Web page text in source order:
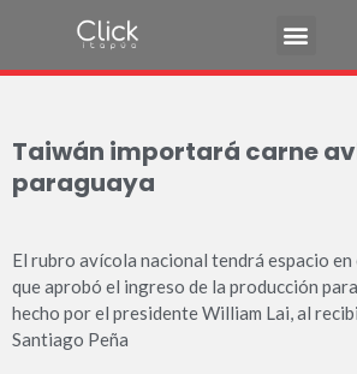
Taiwán importará carne
paraguaya
El rubro avícola nacional tendrá espacio
que aprobó el ingreso de la producción
hecho por el presidente William Lai, al
Santiago Peña